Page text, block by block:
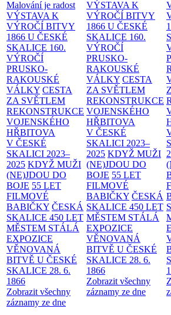
Malování je radost
VÝSTAVA K
VÝROČÍ BITVY
1866 U ČESKÉ
SKALICE 160.
VÝROČÍ
PRUSKO-
RAKOUSKÉ
VÁLKY CESTA
ZA SVĚTLEM
REKONSTRUKCE
VOJENSKÉHO
HŘBITOVA
V ČESKÉ
SKALICI 2023–
2025 KDYŽ MUŽI
(NE)JDOU DO
BOJE 55 LET
FILMOVÉ
BABIČKY ČESKÁ
SKALICE 450 LET
MĚSTEM STÁLÁ
EXPOZICE
VĚNOVANÁ
BITVĚ U ČESKÉ
SKALICE 28. 6.
1866
Zobrazit všechny
záznamy ze dne
VÝSTAVA K
VÝROČÍ BITVY
1866 U ČESKÉ
SKALICE 160.
VÝROČÍ
PRUSKO-
RAKOUSKÉ
VÁLKY CESTA
ZA SVĚTLEM
REKONSTRUKCE
VOJENSKÉHO
HŘBITOVA
V ČESKÉ
SKALICI 2023–
2025 KDYŽ MUŽI
(NE)JDOU DO
BOJE 55 LET
FILMOVÉ
BABIČKY ČESKÁ
SKALICE 450 LET
MĚSTEM STÁLÁ
EXPOZICE
VĚNOVANÁ
BITVĚ U ČESKÉ
SKALICE 28. 6.
1866
Zobrazit všechny
záznamy ze dne